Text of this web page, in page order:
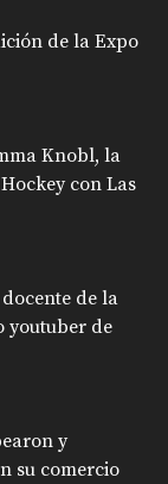
de la Expo
Knobl, la
con Las
de la
youtuber de
y
su comercio